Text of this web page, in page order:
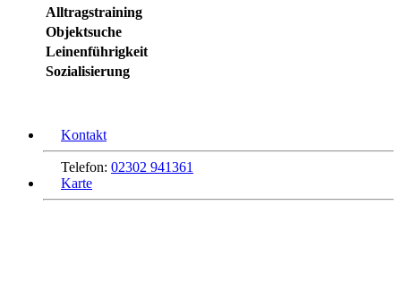
Alltragstraining
Objektsuche
Leinenführigkeit
Sozialisierung
Kontakt
Telefon: 02302 941361
Karte